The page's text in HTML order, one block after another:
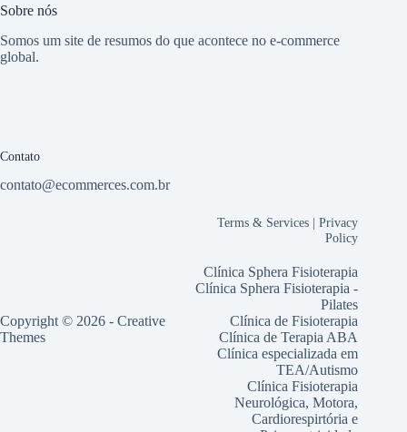
Sobre nós
Somos um site de resumos do que acontece no e-commerce
global.
Contato
contato@ecommerces.com.br
Copyright © 2026 - Creative
Themes
Terms & Services |Privacy
Policy
Clínica Sphera Fisioterapia
Clínica Sphera Fisioterapia -
Pilates
Clínica de Fisioterapia
Clínica de Terapia ABA
Clínica especializada em
TEA/Autismo
Clínica Fisioterapia
Neurológica, Motora,
Cardiorespirtória e